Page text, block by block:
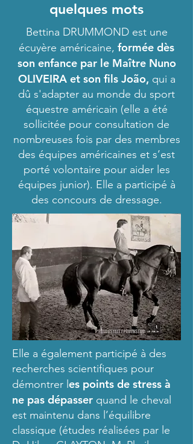
quelques mots
Bettina DRUMMOND est une
écuyère américaine, formée dès
son enfance par le Maître Nuno
OLIVEIRA et son fils João, qui a
dû s'adapter au monde du sport
équestre américain (elle a été
sollicitée pour consultation de
nombreuses fois par des membres
des équipes américaines et s’est
porté volontaire pour aider les
équipes junior). Elle a participé à
des concours de dressage.
Elle a également participé à des
recherches scientifiques pour
démontrer l es points de stress à
ne pas dépasser quand le cheval
est maintenu dans l’équilibre
classique (études réalisées par le